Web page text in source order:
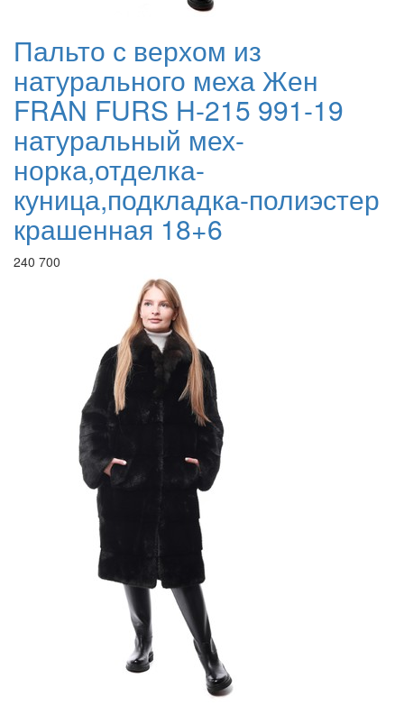
Пальто с верхом из
натурального меха Жен
FRAN FURS H-215 991-19
натуральный мех-
норка,отделка-
куница,подкладка-полиэстер
крашенная 18+6
240 700